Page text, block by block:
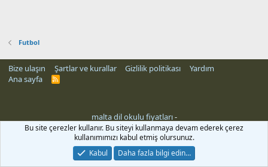
Futbol
Bize ulaşın Şartlar ve kurallar Gizlilik politikası
Yardım
Ana sayfa
R
malta dil okulu fiyatları-
Bu site çerezler kullanır. Bu siteyi kullanmaya devam ederek çerez
kullanımımızı kabul etmiş olursunuz.
Kabul
Daha fazla bilgi edin…